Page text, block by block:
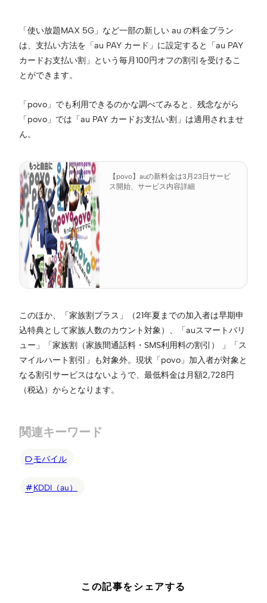
「使い放題MAX 5G」など一部の新しい au の料金プラン
は、支払い方法を「au PAY カード」に設定すると「au PAY
カードお支払い割」という毎月100円オフの割引を受けるこ
とができます。
「povo」でも利用できるのかな調べてみると、残念ながら
「povo」では「au PAY カードお支払い割」は適用されませ
ん。
【povo】auの新料金は3月23日サービ
ス開始、サービス内容詳細
このほか、「家族割プラス」（21年夏までの加入者は早期申
込特典として家族人数のカウント対象）、「auスマートバリ
ュー」「家族割（家族間通話料・SMS利用料の割引） 」「ス
マイルハート割引」も対象外。現状「povo」加入者が対象と
なる割引サービスはないようで、最低料金は月額2,728円
（税込）からとなります。
関連キーワード
モバイル
KDDI（au）
この記事をシェアする